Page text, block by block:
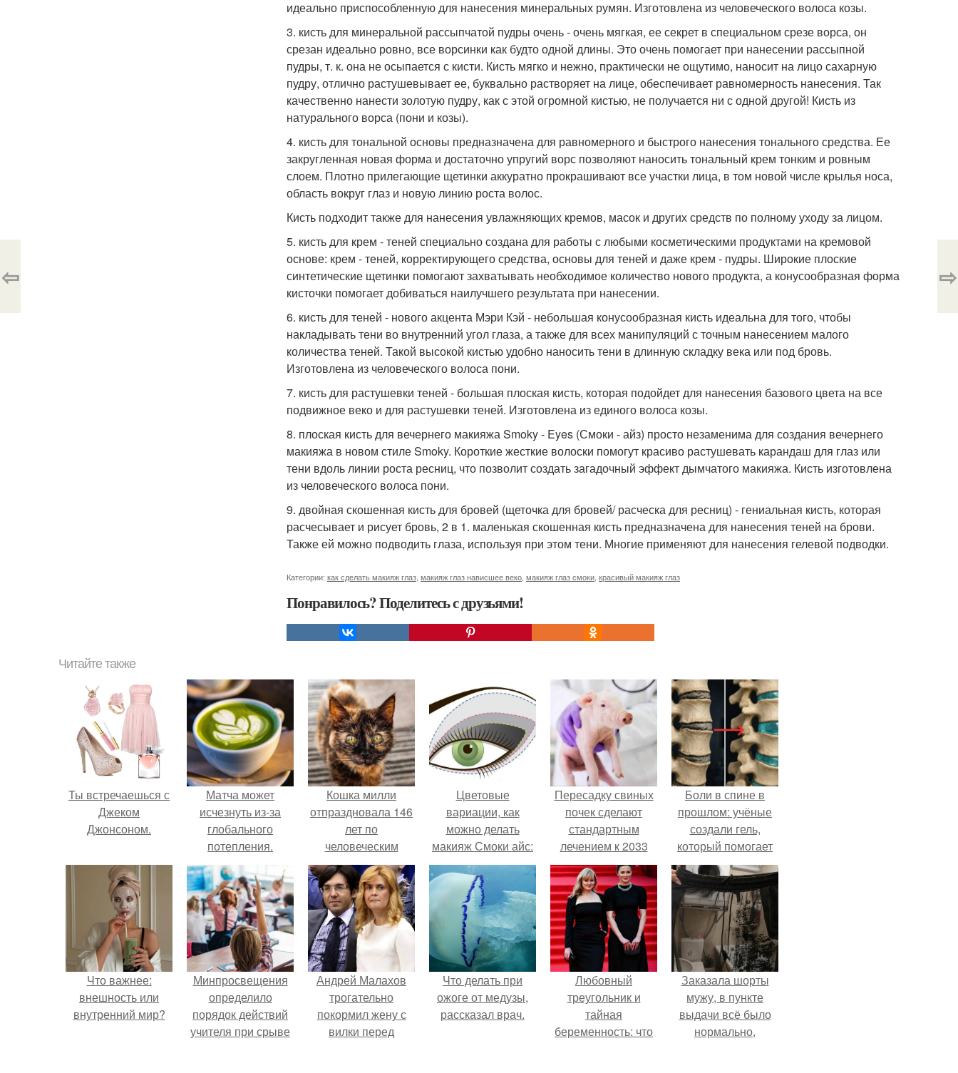
идеально приспособленную для нанесения минеральных румян. Изготовлена из человеческого волоса козы.
3. кисть для минеральной рассыпчатой пудры очень - очень мягкая, ее секрет в специальном срезе ворса, он
срезан идеально ровно, все ворсинки как будто одной длины. Это очень помогает при нанесении рассыпной
пудры, т. к. она не осыпается с кисти. Кисть мягко и нежно, практически не ощутимо, наносит на лицо сахарную
пудру, отлично растушевывает ее, буквально растворяет на лице, обеспечивает равномерность нанесения. Так
качественно нанести золотую пудру, как с этой огромной кистью, не получается ни с одной другой! Кисть из
натурального ворса (пони и козы).
4. кисть для тональной основы предназначена для равномерного и быстрого нанесения тонального средства. Ее
закругленная новая форма и достаточно упругий ворс позволяют наносить тональный крем тонким и ровным
слоем. Плотно прилегающие щетинки аккуратно прокрашивают все участки лица, в том новой числе крылья носа,
область вокруг глаз и новую линию роста волос.
Кисть подходит также для нанесения увлажняющих кремов, масок и других средств по полному уходу за лицом.
5. кисть для крем - теней специально создана для работы с любыми косметическими продуктами на кремовой
основе: крем - теней, корректирующего средства, основы для теней и даже крем - пудры. Широкие плоские
синтетические щетинки помогают захватывать необходимое количество нового продукта, а конусообразная форма
кисточки помогает добиваться наилучшего результата при нанесении.
6. кисть для теней - нового акцента Мэри Кэй - небольшая конусообразная кисть идеальна для того, чтобы
накладывать тени во внутренний угол глаза, а также для всех манипуляций с точным нанесением малого
количества теней. Такой высокой кистью удобно наносить тени в длинную складку века или под бровь.
Изготовлена из человеческого волоса пони.
7. кисть для растушевки теней - большая плоская кисть, которая подойдет для нанесения базового цвета на все
подвижное веко и для растушевки теней. Изготовлена из единого волоса козы.
8. плоская кисть для вечернего макияжа Smoky - Eyes (Смоки - айз) просто незаменима для создания вечернего
макияжа в новом стиле Smoky. Короткие жесткие волоски помогут красиво растушевать карандаш для глаз или
тени вдоль линии роста ресниц, что позволит создать загадочный эффект дымчатого макияжа. Кисть изготовлена
из человеческого волоса пони.
9. двойная скошенная кисть для бровей (щеточка для бровей/ расческа для ресниц) - гениальная кисть, которая
расчесывает и рисует бровь, 2 в 1. маленькая скошенная кисть предназначена для нанесения теней на брови.
Также ей можно подводить глаза, используя при этом тени. Многие применяют для нанесения гелевой подводки.
Категории: как сделать макияж глаз, макияж глаз нависшее веко, макияж глаз смоки, красивый макияж глаз
Понравилось? Поделитесь с друзьями!
⇦ ⇨
Читайте также
Ты встречаешься с
Джеком
Джонсоном.
Матча может
исчезнуть из-за
глобального
потепления.
Кошка милли
отпраздновала 146
лет по
человеческим
Меркам и
претендует на
звание самой
старой в мире.
Цветовые
вариации, как
можно делать
макияж Смоки айс:
Пересадку свиных
почек сделают
стандартным
лечением к 2033
году в Японии.
Боли в спине в
прошлом: учёные
создали гель,
который помогает
восстанавливать
межпозвоночные
диски.
Что важнее:
внешность или
внутренний мир?
Минпросвещения
определило
порядок действий
учителя при срыве
Андрей Малахов
трогательно
покормил жену с
вилки перед
Что делать при
ожоге от медузы,
рассказал врач.
Любовный
треугольник и
тайная
беременность: что
Заказала шорты
мужу, в пункте
выдачи всё было
нормально,